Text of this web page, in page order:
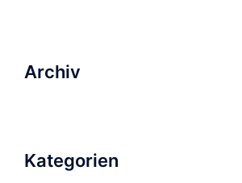
Archiv
Kategorien